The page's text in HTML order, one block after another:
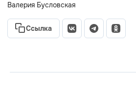
Валерия Бусловская
Ссылка